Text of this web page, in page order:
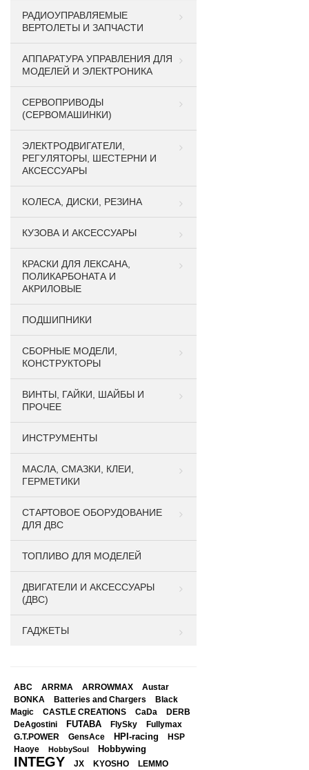
РАДИОУПРАВЛЯЕМЫЕ
ВЕРТОЛЕТЫ И ЗАПЧАСТИ
АППАРАТУРА УПРАВЛЕНИЯ ДЛЯ
МОДЕЛЕЙ И ЭЛЕКТРОНИКА
СЕРВОПРИВОДЫ
(СЕРВОМАШИНКИ)
ЭЛЕКТРОДВИГАТЕЛИ,
РЕГУЛЯТОРЫ, ШЕСТЕРНИ И
АКСЕССУАРЫ
КОЛЕСА, ДИСКИ, РЕЗИНА
КУЗОВА И АКСЕССУАРЫ
КРАСКИ ДЛЯ ЛЕКСАНА,
ПОЛИКАРБОНАТА И
АКРИЛОВЫЕ
ПОДШИПНИКИ
CБОРНЫЕ МОДЕЛИ,
КОНСТРУКТОРЫ
ВИНТЫ, ГАЙКИ, ШАЙБЫ И
ПРОЧЕЕ
ИНСТРУМЕНТЫ
МАСЛА, СМАЗКИ, КЛЕИ,
ГЕРМЕТИКИ
СТАРТОВОЕ ОБОРУДОВАНИЕ
ДЛЯ ДВС
ТОПЛИВО ДЛЯ МОДЕЛЕЙ
ДВИГАТЕЛИ И АКСЕССУАРЫ
(ДВС)
ГАДЖЕТЫ
ABC ARRMA ARROWMAX Austar
BONKA Batteries and Chargers
Black
Magic
CASTLE CREATIONS CaDa DERB
DeAgostini FUTABA FlySky Fullymax
G.T.POWER GensAce HPI-racing
HSP
Haoye
HobbySoul Hobbywing
INTEGY JX KYOSHO
LEMMO